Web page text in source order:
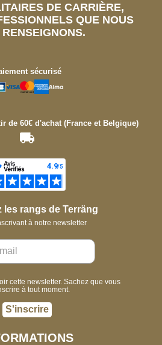
DE CARRIÈRE,
QUE NOUS
sécurisé
de 60€ d'achat (France et Belgique)
les rangs de Terräng
à notre newsletter
cette newsletter. Sachez que vous
à tout moment.
S'inscrire